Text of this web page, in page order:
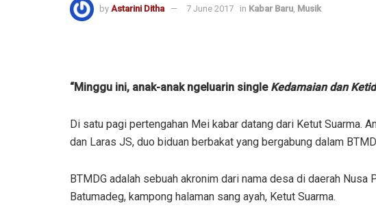
by Astarini Ditha 7 June 2017 in Kabar Baru Musik
“Minggu ini, anak-anak ngeluarin single Kedamaian dan
Di satu pagi pertengahan Mei kabar datang dari Ketut Suarma.
dan Laras JS, duo biduan berbakat yang bergabung dalam
BTMDG adalah sebuah akronim dari nama desa di daerah Nusa
Batumadeg, kampong halaman sang ayah, Ketut Suarma.